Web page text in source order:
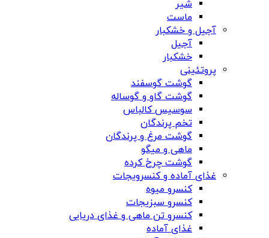
شیر
ماست
آجیل و خشکبار
آجیل
خشکبار
پروتئینی
گوشت گوسفند
گوشت گاو و گوساله
سوسیس کالباس
تخم پرندگان
گوشت مرغ و پرندگان
ماهی و میگو
گوشت چرخ کرده
غذای آماده و کنسرویجات
کنسرو میوه
کنسرو سبزیجات
کنسرو تن ماهی و غذای دریایی
غذای آماده